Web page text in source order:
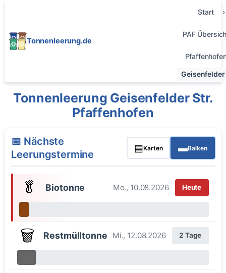
Tonnenleerung.de
Start
PAF
Geisenfelder
Tonnenleerung Geisenfelder Str.
Pfaffenhofen
📅 Nächste
Leerungstermine
▤Karten ▬Balken
🥬 Biotonne Mo., 10.08.2026 Heute
🗑️ Restmülltonne Mi., 12.08.2026 2 Tage